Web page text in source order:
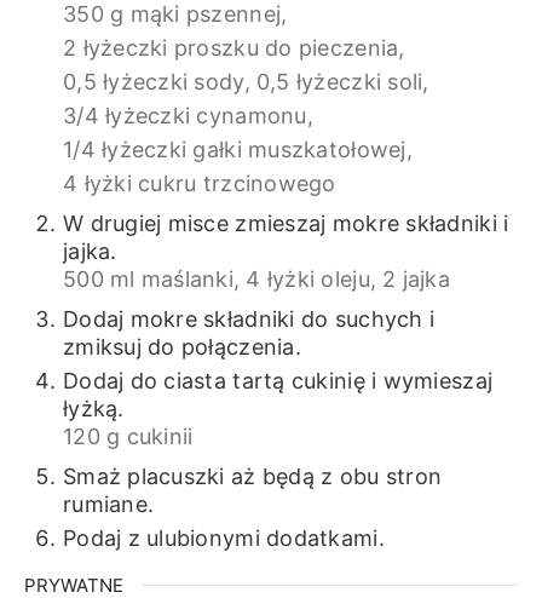
350 g mąki pszennej,
2 łyżeczki proszku do pieczenia,
0,5 łyżeczki sody, 0,5 łyżeczki soli,
3/4 łyżeczki cynamonu,
1/4 łyżeczki gałki muszkatołowej,
4 łyżki cukru trzcinowego
W drugiej misce zmieszaj mokre składniki i
jajka.
500 ml maślanki, 4 łyżki oleju, 2 jajka
Dodaj mokre składniki do suchych i
zmiksuj do połączenia.
Dodaj do ciasta tartą cukinię i wymieszaj
łyżką.
120 g cukinii
Smaż placuszki aż będą z obu stron
rumiane.
Podaj z ulubionymi dodatkami.
PRYWATNE